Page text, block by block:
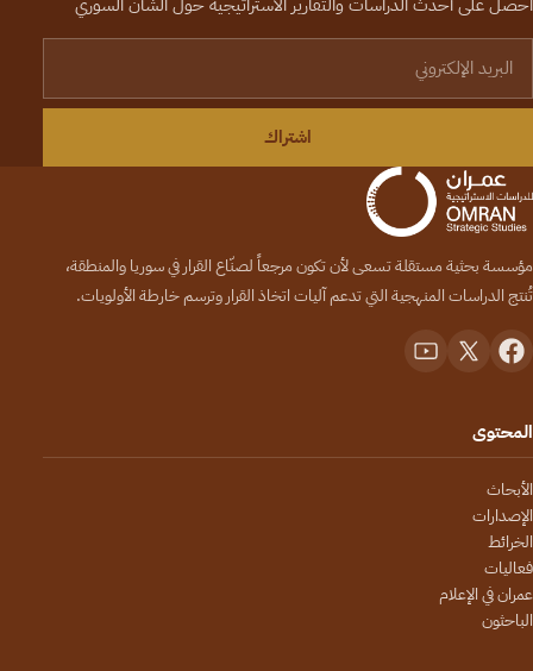
اشتراك
مؤسسة بحثية مستقلة تسعى لأن تكون مرجعاً لصنّاع القرار في سوريا والمنطقة،
تُنتج الدراسات المنهجية التي تدعم آليات اتخاذ القرار وترسم خارطة الأولويات.
المحتوى
الأبحاث
الإصدارات
الخرائط
فعاليات
عمران في الإعلام
الباحثون